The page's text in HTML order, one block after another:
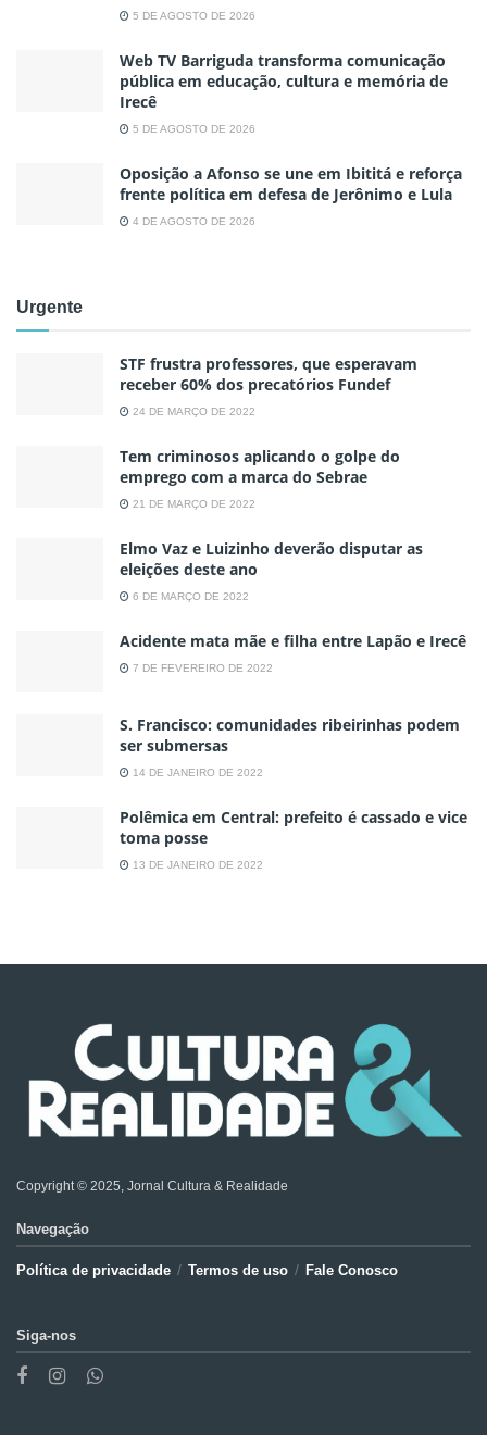
5 DE AGOSTO DE 2026
Web TV Barriguda transforma comunicação
pública em educação, cultura e memória de
Irecê
5 DE AGOSTO DE 2026
Oposição a Afonso se une em Ibititá e reforça
frente política em defesa de Jerônimo e Lula
4 DE AGOSTO DE 2026
Urgente
STF frustra professores, que esperavam
receber 60% dos precatórios Fundef
24 DE MARÇO DE 2022
Tem criminosos aplicando o golpe do
emprego com a marca do Sebrae
21 DE MARÇO DE 2022
Elmo Vaz e Luizinho deverão disputar as
eleições deste ano
6 DE MARÇO DE 2022
Acidente mata mãe e filha entre Lapão e Irecê
7 DE FEVEREIRO DE 2022
S. Francisco: comunidades ribeirinhas podem
ser submersas
14 DE JANEIRO DE 2022
Polêmica em Central: prefeito é cassado e vice
toma posse
13 DE JANEIRO DE 2022
Copyright © 2025, Jornal Cultura & Realidade
Navegação
Política de privacidade Termos de uso Fale Conosco
Siga-nos